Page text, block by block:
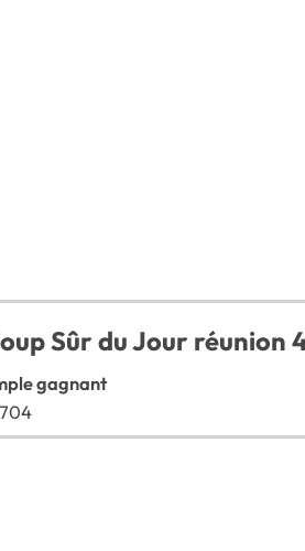
Sûr du Jour réunion
gagnant